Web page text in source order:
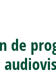
de